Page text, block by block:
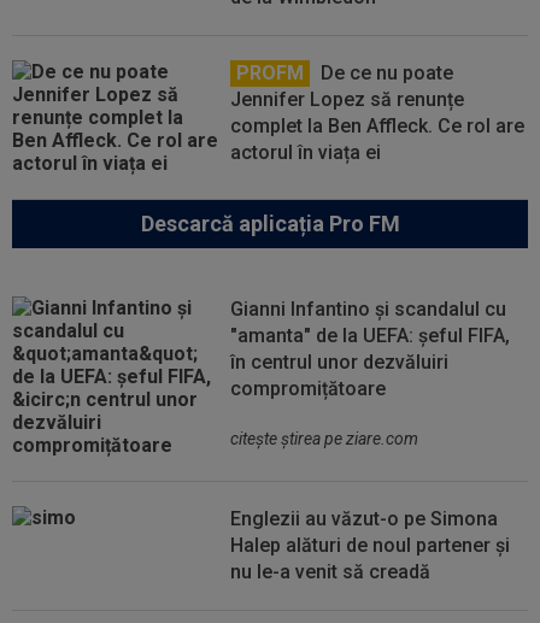
PROFM
De ce nu poate
Jennifer Lopez să renunțe
complet la Ben Affleck. Ce rol are
actorul în viața ei
Descarcă aplicația Pro FM
Gianni Infantino și scandalul cu
"amanta" de la UEFA: șeful FIFA,
în centrul unor dezvăluiri
compromițătoare
citeşte ştirea pe ziare.com
Englezii au văzut-o pe Simona
Halep alături de noul partener și
nu le-a venit să creadă